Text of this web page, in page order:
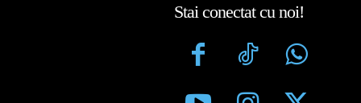
Stai conectat cu noi!